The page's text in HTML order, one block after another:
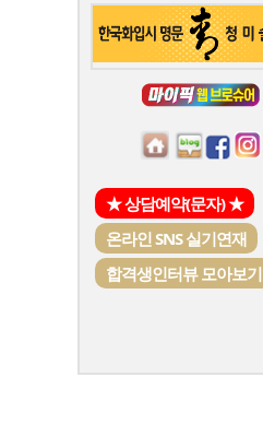
★ 상담예약(문자) ★
온라인 SNS 실기연재
합격생인터뷰 모아보기